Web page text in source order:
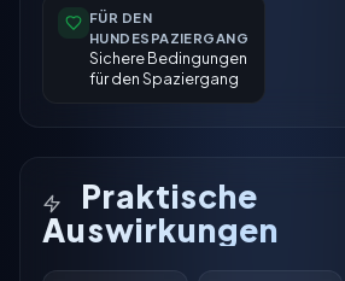
FÜR DEN
HUNDESPAZIERGANG
Sichere Bedingungen
für den Spaziergang
Praktische
Auswirkungen